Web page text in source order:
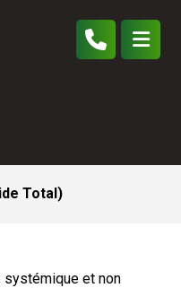
Total)
systémique et non